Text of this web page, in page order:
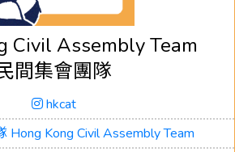
Civil Assembly Team
間集會團隊
hkcat
Hong Kong Civil Assembly Team